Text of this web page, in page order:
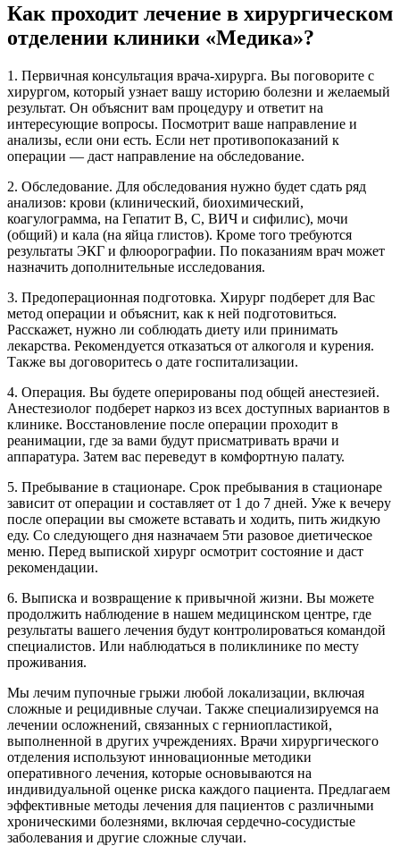
Как проходит лечение в хирургическом
отделении клиники «Медика»?
1. Первичная консультация врача-хирурга. Вы поговорите с
хирургом, который узнает вашу историю болезни и желаемый
результат. Он объяснит вам процедуру и ответит на
интересующие вопросы. Посмотрит ваше направление и
анализы, если они есть. Если нет противопоказаний к
операции — даст направление на обследование.
2. Обследование. Для обследования нужно будет сдать ряд
анализов: крови (клинический, биохимический,
коагулограмма, на Гепатит B, С, ВИЧ и сифилис), мочи
(общий) и кала (на яйца глистов). Кроме того требуются
результаты ЭКГ и флюорографии. По показаниям врач может
назначить дополнительные исследования.
3. Предоперационная подготовка. Хирург подберет для Вас
метод операции и объяснит, как к ней подготовиться.
Расскажет, нужно ли соблюдать диету или принимать
лекарства. Рекомендуется отказаться от алкоголя и курения.
Также вы договоритесь о дате госпитализации.
4. Операция. Вы будете оперированы под общей анестезией.
Анестезиолог подберет наркоз из всех доступных вариантов в
клинике. Восстановление после операции проходит в
реанимации, где за вами будут присматривать врачи и
аппаратура. Затем вас переведут в комфортную палату.
5. Пребывание в стационаре. Срок пребывания в стационаре
зависит от операции и составляет от 1 до 7 дней. Уже к вечеру
после операции вы сможете вставать и ходить, пить жидкую
еду. Со следующего дня назначаем 5ти разовое диетическое
меню. Перед выпиской хирург осмотрит состояние и даст
рекомендации.
6. Выписка и возвращение к привычной жизни. Вы можете
продолжить наблюдение в нашем медицинском центре, где
результаты вашего лечения будут контролироваться командой
специалистов. Или наблюдаться в поликлинике по месту
проживания.
Мы лечим пупочные грыжи любой локализации, включая
сложные и рецидивные случаи. Также специализируемся на
лечении осложнений, связанных с герниопластикой,
выполненной в других учреждениях. Врачи хирургического
отделения используют инновационные методики
оперативного лечения, которые основываются на
индивидуальной оценке риска каждого пациента. Предлагаем
эффективные методы лечения для пациентов с различными
хроническими болезнями, включая сердечно-сосудистые
заболевания и другие сложные случаи.